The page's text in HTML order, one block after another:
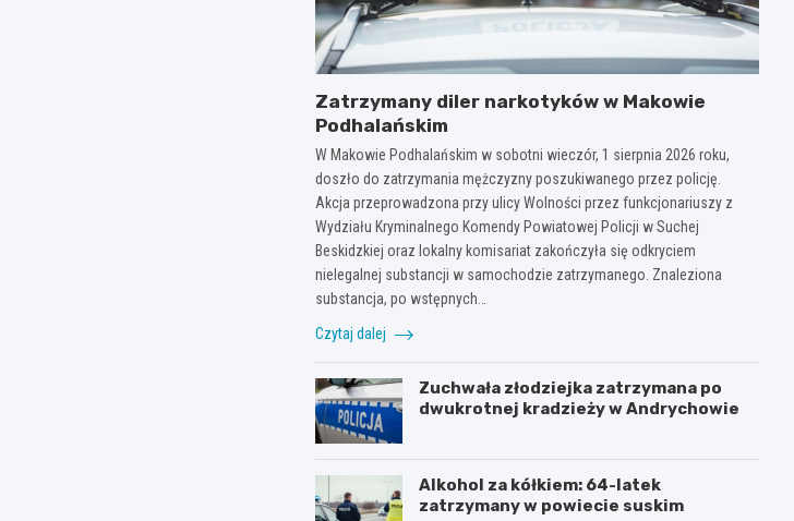
Zatrzymany diler narkotyków w Makowie
Podhalańskim
W Makowie Podhalańskim w sobotni wieczór, 1 sierpnia 2026 roku,
doszło do zatrzymania mężczyzny poszukiwanego przez policję.
Akcja przeprowadzona przy ulicy Wolności przez funkcjonariuszy z
Wydziału Kryminalnego Komendy Powiatowej Policji w Suchej
Beskidzkiej oraz lokalny komisariat zakończyła się odkryciem
nielegalnej substancji w samochodzie zatrzymanego. Znaleziona
substancja, po wstępnych…
Czytaj dalej
Zuchwała złodziejka zatrzymana po
dwukrotnej kradzieży w Andrychowie
Alkohol za kółkiem: 64-latek
zatrzymany w powiecie suskim